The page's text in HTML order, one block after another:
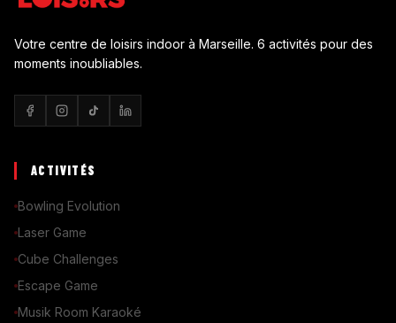
Votre centre de loisirs indoor à Marseille. 6 activités pour des
moments inoubliables.
ACTIVITÉS
Bowling Evolution
Laser Game
Cube Challenges
Escape Game
Musik Room Karaoké